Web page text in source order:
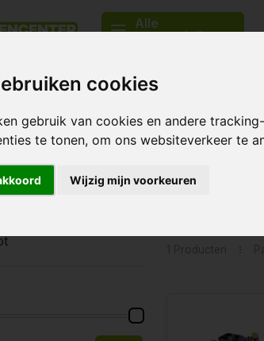
cookies
gebruik van cookies en andere
te tonen, om ons websiteverkeer te
Wijzig mijn voorkeuren
Alle
categorieën
assortiment Levering in heel Europa